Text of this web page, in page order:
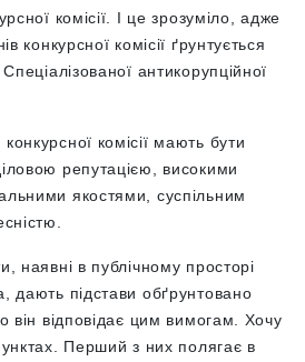
комісії. І це зрозуміло, адже
конкурсної комісії ґрунтується
антикорупційної
комісії мають бути
репутацією, високими
якостями, суспільним
наявні в публічному просторі
дають підстави обґрунтовано
він відповідає цим вимогам. Хочу
Перший з них полягає в